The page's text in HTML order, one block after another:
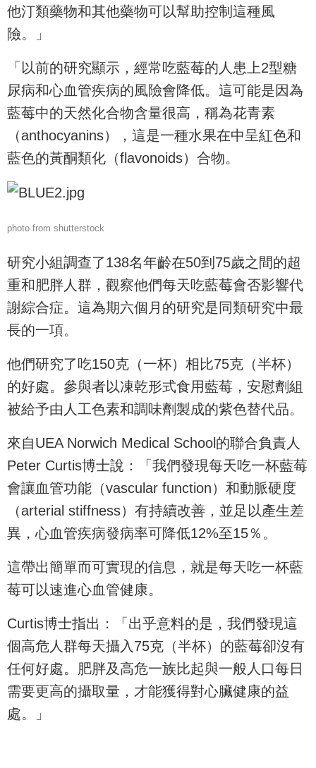
他汀類藥物和其他藥物可以幫助控制這種風
險。」
「以前的研究顯示，經常吃藍莓的人患上2型糖
尿病和心血管疾病的風險會降低。這可能是因為
藍莓中的天然化合物含量很高，稱為花青素
（anthocyanins），這是一種水果在中呈紅色和
藍色的黃酮類化（flavonoids）合物。
photo from shutterstock
研究小組調查了138名年齡在50到75歲之間的超
重和肥胖人群，觀察他們每天吃藍莓會否影響代
謝綜合症。這為期六個月的研究是同類研究中最
長的一項。
他們研究了吃150克（一杯）相比75克（半杯）
的好處。參與者以凍乾形式食用藍莓，安慰劑組
被給予由人工色素和調味劑製成的紫色替代品。
來自UEA Norwich Medical School的聯合負責人
Peter Curtis博士說：「我們發現每天吃一杯藍莓
會讓血管功能（vascular function）和動脈硬度
（arterial stiffness）有持續改善，並足以產生差
異，心血管疾病發病率可降低12%至15％。
這帶出簡單而可實現的信息，就是每天吃一杯藍
莓可以速進心血管健康。
Curtis博士指出：「出乎意料的是，我們發現這
個高危人群每天攝入75克（半杯）的藍莓卻沒有
任何好處。肥胖及高危一族比起與一般人口每日
需要更高的攝取量，才能獲得對心臟健康的益
處。」